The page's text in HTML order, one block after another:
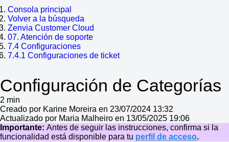
Consola principal
Volver a la búsqueda
Zenvia Customer Cloud
07. Atención de soporte
7.4 Configuraciones
7.4.1 Configuraciones de ticket
Configuración de Categorías
2 min
Creado por Karine Moreira en 23/07/2024 13:32
Actualizado por Maria Malheiro en 13/05/2025 19:06
Importante: Antes de seguir las instrucciones, confirma si la
funcionalidad está disponible para tu perfil de acceso.